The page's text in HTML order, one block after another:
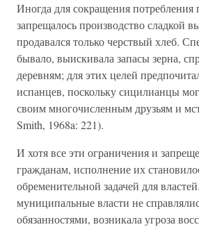
Иногда для сокращения потребления
запрещалось производство сладкой
продавался только черствый хлеб.
бывало, выискивала запасы зерна,
деревням; для этих целей
испанцев, поскольку сицилианцы
своим многочисленным друзьям и
Smith, 1968a: 221).
И хотя все эти ограничения и
гражданам, исполнение их
обременительной задачей для
муниципальные власти не
обязанностями, возникала угроза